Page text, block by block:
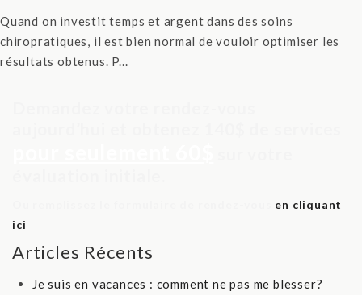
Quand on investit temps et argent dans des soins
chiropratiques, il est bien normal de vouloir optimiser les
résultats obtenus. P...
en cliquant
ici
Articles Récents
Je suis en vacances : comment ne pas me blesser?